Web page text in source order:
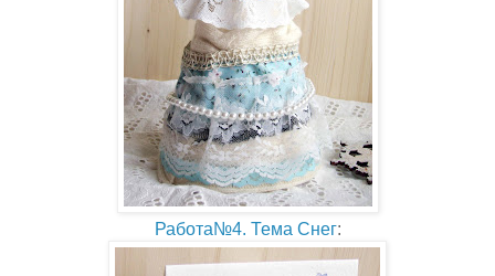
Работа№4. Тема Снег: